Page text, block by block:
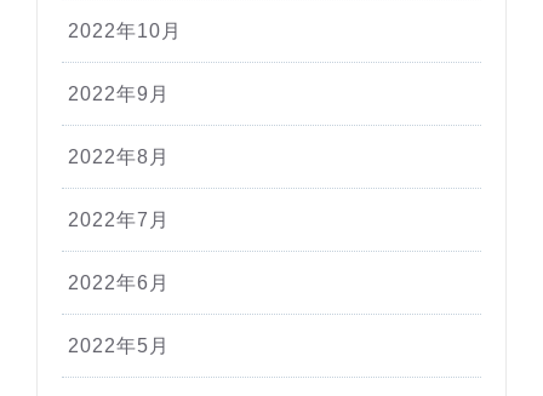
2022年10月
2022年9月
2022年8月
2022年7月
2022年6月
2022年5月